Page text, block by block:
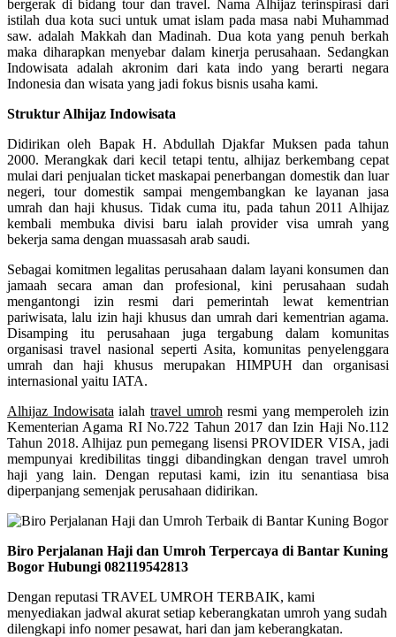
bergerak di bidang tour dan travel. Nama Alhijaz terinspirasi dari
istilah dua kota suci untuk umat islam pada masa nabi Muhammad
saw. adalah Makkah dan Madinah. Dua kota yang penuh berkah
maka diharapkan menyebar dalam kinerja perusahaan. Sedangkan
Indowisata adalah akronim dari kata indo yang berarti negara
Indonesia dan wisata yang jadi fokus bisnis usaha kami.
Struktur Alhijaz Indowisata
Didirikan oleh Bapak H. Abdullah Djakfar Muksen pada tahun
2000. Merangkak dari kecil tetapi tentu, alhijaz berkembang cepat
mulai dari penjualan ticket maskapai penerbangan domestik dan luar
negeri, tour domestik sampai mengembangkan ke layanan jasa
umrah dan haji khusus. Tidak cuma itu, pada tahun 2011 Alhijaz
kembali membuka divisi baru ialah provider visa umrah yang
bekerja sama dengan muassasah arab saudi.
Sebagai komitmen legalitas perusahaan dalam layani konsumen dan
jamaah secara aman dan profesional, kini perusahaan sudah
mengantongi izin resmi dari pemerintah lewat kementrian
pariwisata, lalu izin haji khusus dan umrah dari kementrian agama.
Disamping itu perusahaan juga tergabung dalam komunitas
organisasi travel nasional seperti Asita, komunitas penyelenggara
umrah dan haji khusus merupakan HIMPUH dan organisasi
internasional yaitu IATA.
Alhijaz Indowisata ialah travel umroh resmi yang memperoleh izin
Kementerian Agama RI No.722 Tahun 2017 dan Izin Haji No.112
Tahun 2018. Alhijaz pun pemegang lisensi PROVIDER VISA, jadi
mempunyai kredibilitas tinggi dibandingkan dengan travel umroh
haji yang lain. Dengan reputasi kami, izin itu senantiasa bisa
diperpanjang semenjak perusahaan didirikan.
Biro Perjalanan Haji dan Umroh Terpercaya di Bantar Kuning
Bogor Hubungi 082119542813
Dengan reputasi TRAVEL UMROH TERBAIK, kami
menyediakan jadwal akurat setiap keberangkatan umroh yang sudah
dilengkapi info nomer pesawat, hari dan jam keberangkatan.